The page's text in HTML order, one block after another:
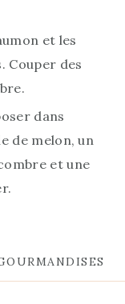
et les
Couper des
dans
de melon, un
et une